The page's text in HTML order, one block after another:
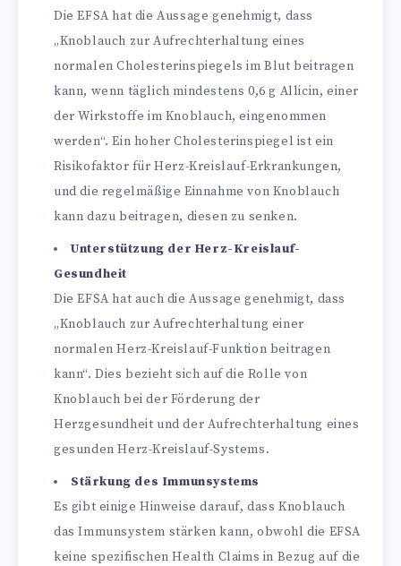
Die EFSA hat die Aussage genehmigt, dass
„Knoblauch zur Aufrechterhaltung eines
normalen Cholesterinspiegels im Blut beitragen
kann, wenn täglich mindestens 0,6 g Allicin, einer
der Wirkstoffe im Knoblauch, eingenommen
werden“. Ein hoher Cholesterinspiegel ist ein
Risikofaktor für Herz-Kreislauf-Erkrankungen,
und die regelmäßige Einnahme von Knoblauch
kann dazu beitragen, diesen zu senken.
Unterstützung der Herz-Kreislauf-
Gesundheit
Die EFSA hat auch die Aussage genehmigt, dass
„Knoblauch zur Aufrechterhaltung einer
normalen Herz-Kreislauf-Funktion beitragen
kann“. Dies bezieht sich auf die Rolle von
Knoblauch bei der Förderung der
Herzgesundheit und der Aufrechterhaltung eines
gesunden Herz-Kreislauf-Systems.
Stärkung des Immunsystems
Es gibt einige Hinweise darauf, dass Knoblauch
das Immunsystem stärken kann, obwohl die EFSA
keine spezifischen Health Claims in Bezug auf die